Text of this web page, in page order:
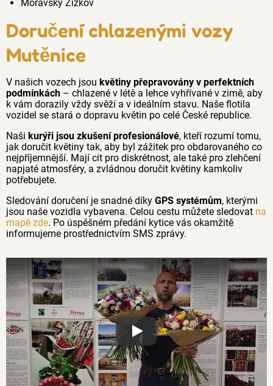
Moravský Žižkov
Doručení chlazenými vozy
Mutěnice
V našich vozech jsou květiny přepravovány v perfektních
podmínkách – chlazené v létě a lehce vyhřívané v zimě, aby
k vám dorazily vždy svěží a v ideálním stavu. Naše flotila
vozidel se stará o dopravu květin po celé České republice.
Naši kurýři jsou zkušení profesionálové, kteří rozumí tomu,
jak doručit květiny tak, aby byl zážitek pro obdarovaného co
nejpříjemnější. Mají cit pro diskrétnost, ale také pro zlehčení
napjaté atmosféry, a zvládnou doručit květiny kamkoliv
potřebujete.
Sledování doručení je snadné díky GPS systémům, kterými
jsou naše vozidla vybavena. Celou cestu můžete sledovat na
mapě zde. Po úspěšném předání kytice vás okamžitě
informujeme prostřednictvím SMS zprávy.
Proč jsou květiny z Florea tak